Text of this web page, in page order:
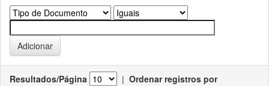
Resultados/Página | Ordenar registros por